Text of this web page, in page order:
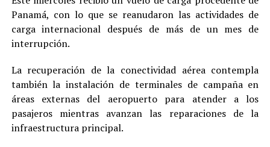
Panamá, con lo que se reanudaron las actividades de
carga internacional después de más de un mes de
interrupción.
La recuperación de la conectividad aérea contempla
también la instalación de terminales de campaña en
áreas externas del aeropuerto para atender a los
pasajeros mientras avanzan las reparaciones de la
infraestructura principal.